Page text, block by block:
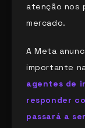
atenção nos
mercado.
A Meta
importante
agentes de
responder
passará a